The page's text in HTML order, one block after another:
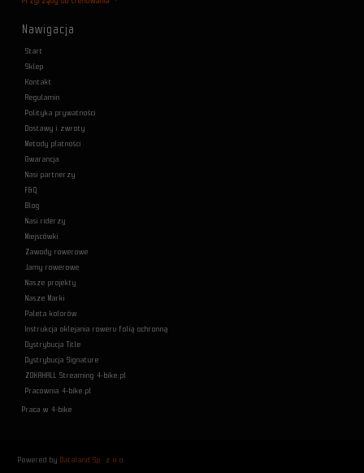
Nawigacja
Start
Sklep
Kontakt
Regulamin
Polityka prywatności
Dostawy i zwroty
Metody płatności
Gwarancja
Nasi partnerzy
F&Q
Blog
Nasi riderzy
Miejscówki
Zawody rowerowe
Jamy rowerowe
Nasze projekty
Nasze Marki
Paleta kolorów
Instrukcja oklejania roweru folią ochronną
Dystrybucja Title
Dystrybucja Signature
ZOKAHALL Streaming 4-bike.pl
Pracownia 4-bike.pl
Praca w 4-bike
Powered by Dataland Sp. z o.o.